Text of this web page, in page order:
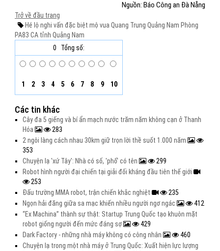
Nguồn: Báo Công an Đà Nẵng
Trở về đầu trang
Hé lộ nghi vấn đặc biệt mộ vua Quang Trung Quảng Nam Phòng
PA83 CA tỉnh Quảng Nam
0
Tổng số:
1 2 3 4 5 6 7 8 9 10
Các tin khác
Cây đa 5 giếng và bí ẩn mạch nước trăm năm không cạn ở Thanh
Hóa
283
2 ngôi làng cách nhau 30km giữ trọn lời thề suốt 1.000 năm
353
Chuyện lạ 'xứ Tây': Nhà có số, 'phố' có tên
299
Robot hình người đại chiến tại giải đối kháng đầu tiên thế giới
253
Đấu trường MMA robot, trận chiến khắc nghiệt
235
Ngọn hải đăng giữa sa mạc khiến nhiều người ngơ ngác
412
“Ex Machina” thành sự thật: Startup Trung Quốc tạo khuôn mặt
robot giống người đến mức đáng sợ
429
Dark Factory - những nhà máy không có công nhân
460
Chuyện lạ trong một nhà máy ở Trung Quốc: Xuất hiện lực lượng